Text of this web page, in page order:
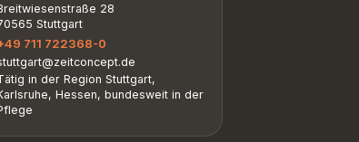
28
Stuttgart
711 722368-0
in der Region Stuttgart,
Hessen, bundesweit in der